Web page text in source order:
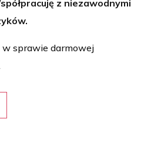
z niezawodnymi
sprawie darmowej